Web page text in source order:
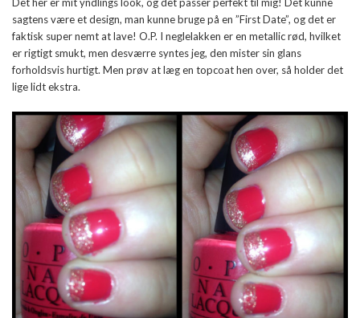
sagtens være et design, man kunne bruge på en ”First Date”, og det er
faktisk super nemt at lave! O.P. I neglelakken er en metallic rød, hvilket
er rigtigt smukt, men desværre syntes jeg, den mister sin glans
forholdsvis hurtigt. Men prøv at læg en topcoat hen over, så holder det
lige lidt ekstra.